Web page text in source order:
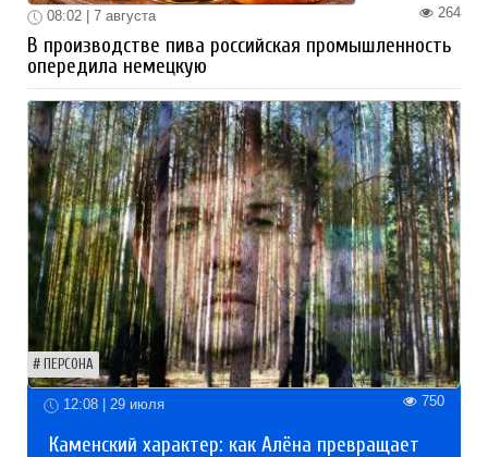
264
08:02 | 7 августа
В производстве пива российская промышленность
опередила немецкую
ПЕРСОНА
12:08 | 29 июля 750
Каменский характер: как Алёна превращает